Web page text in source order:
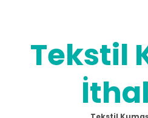
Tekstil